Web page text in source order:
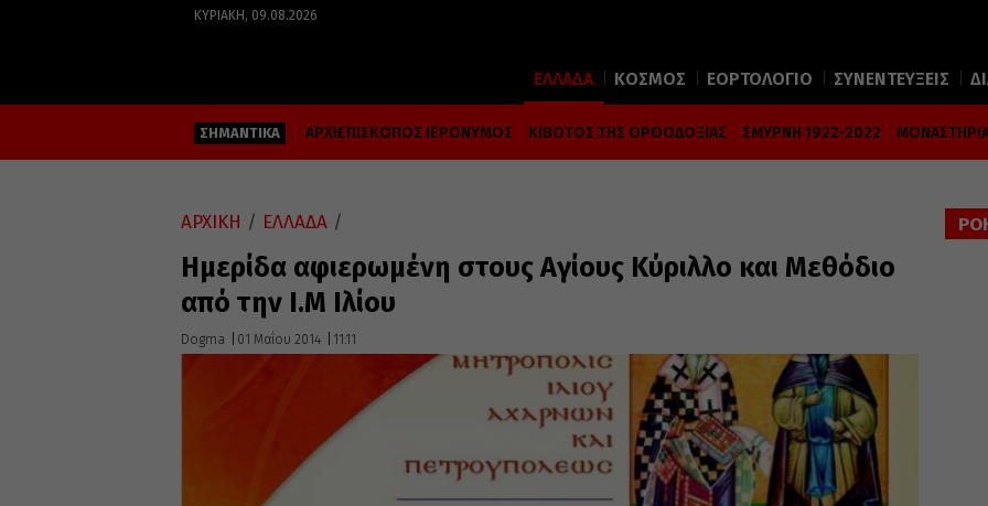
ΚΥΡΙΑΚΉ, 09.08.2026
ΕΛΛΑΔΑ ΚΟΣΜΟΣ ΕΟΡΤΟΛΟΓΙΟ ΣΥΝΕΝΤΕΥΞΕΙΣ
ΣΗΜΑΝΤΙΚΑ ΑΡΧΙΕΠΙΣΚΟΠΟΣ ΙΕΡΩΝΥΜΟΣ ΚΙΒΩΤΟΣ ΤΗΣ ΟΡΘΟΔΟΞΙΑΣ ΣΜΥΡΝΗ 1922-2022
ΑΡΧΙΚΗ / ΕΛΛΑΔΑ /
Ημερίδα αφιερωμένη στους Αγίους Κύριλλο και Μεθόδιο
από την Ι.Μ Ιλίου
Dogma 01 Μαΐου 2014 11:11